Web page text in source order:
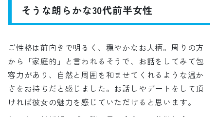
そうな朗らかな30代前半女性
ご性格は前向きで明るく、穏やかなお人柄。周りの方
から「家庭的」と言われるそうで、お話をしてみて包
容力があり、自然と周囲を和ませてくれるような温か
さをお持ちだと感じました。お話しやデートをして頂
ければ彼女の魅力を感じていただけると思います。